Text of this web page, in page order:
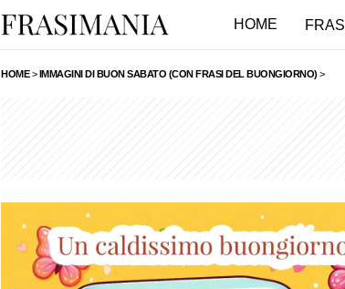
HOME FRASI
HOME>IMMAGINI DI BUON SABATO (CON FRASI DEL BUONGIORNO) >